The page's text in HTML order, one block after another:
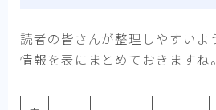
読者の皆さんが整理しやすいよ
情報を表にまとめておきますね。